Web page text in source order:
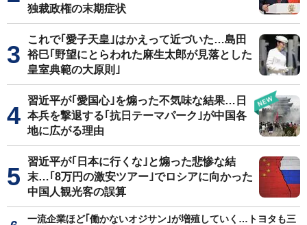
独裁政権の末期症状
これで｢愛子天皇｣はかえって近づいた…島田
裕巳｢野望にとらわれた麻生太郎が見落とした
皇室典範の大原則｣
習近平が｢愛国心｣を煽った不気味な結果…日
本兵を撃退する｢抗日テーマパーク｣が中国各
地に広がる理由
習近平が｢日本に行くな｣と煽った悲惨な結
末…｢8万円の激安ツアー｣でロシアに向かった
中国人観光客の誤算
一流企業ほど｢働かないオジサン｣が増殖していく…トヨタも三